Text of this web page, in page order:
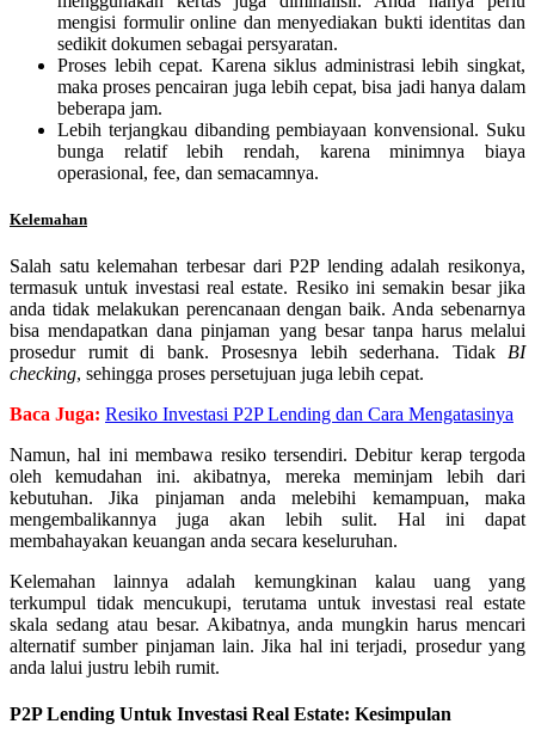
mengisi formulir online dan menyediakan bukti identitas dan
sedikit dokumen sebagai persyaratan.
Proses lebih cepat. Karena siklus administrasi lebih singkat,
maka proses pencairan juga lebih cepat, bisa jadi hanya dalam
beberapa jam.
Lebih terjangkau dibanding pembiayaan konvensional. Suku
bunga relatif lebih rendah, karena minimnya biaya
operasional, fee, dan semacamnya.
Kelemahan
Salah satu kelemahan terbesar dari P2P lending adalah resikonya,
termasuk untuk investasi real estate. Resiko ini semakin besar jika
anda tidak melakukan perencanaan dengan baik. Anda sebenarnya
bisa mendapatkan dana pinjaman yang besar tanpa harus melalui
prosedur rumit di bank. Prosesnya lebih sederhana. Tidak BI
checking, sehingga proses persetujuan juga lebih cepat.
Baca Juga: Resiko Investasi P2P Lending dan Cara Mengatasinya
Namun, hal ini membawa resiko tersendiri. Debitur kerap tergoda
oleh kemudahan ini. akibatnya, mereka meminjam lebih dari
kebutuhan. Jika pinjaman anda melebihi kemampuan, maka
mengembalikannya juga akan lebih sulit. Hal ini dapat
membahayakan keuangan anda secara keseluruhan.
Kelemahan lainnya adalah kemungkinan kalau uang yang
terkumpul tidak mencukupi, terutama untuk investasi real estate
skala sedang atau besar. Akibatnya, anda mungkin harus mencari
alternatif sumber pinjaman lain. Jika hal ini terjadi, prosedur yang
anda lalui justru lebih rumit.
P2P Lending Untuk Investasi Real Estate: Kesimpulan